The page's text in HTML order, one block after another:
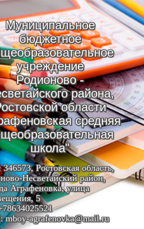
Муниципальное
бюджетное
учреждение
Родионово -
района,
области
средняя
школа"
346573, Ростовская область,
Несветайский район,
Аграфеновка, улица
5
mboy-agrafenovka@mail.ru